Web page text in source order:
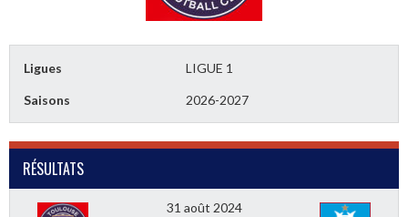
Ligues LIGUE 1
Saisons 2026-2027
RÉSULTATS
31 août 2024